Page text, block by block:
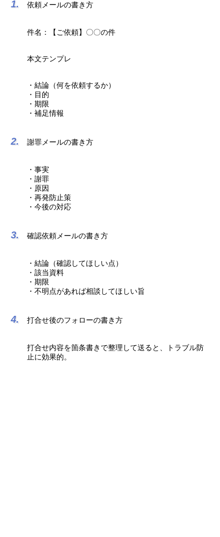
依頼メールの書き方
件名：【ご依頼】〇〇の件
本文テンプレ
・結論（何を依頼するか）
・目的
・期限
・補足情報
謝罪メールの書き方
・事実
・謝罪
・原因
・再発防止策
・今後の対応
確認依頼メールの書き方
・結論（確認してほしい点）
・該当資料
・期限
・不明点があれば相談してほしい旨
打合せ後のフォローの書き方
打合せ内容を箇条書きで整理して送ると、トラブル防
止に効果的。